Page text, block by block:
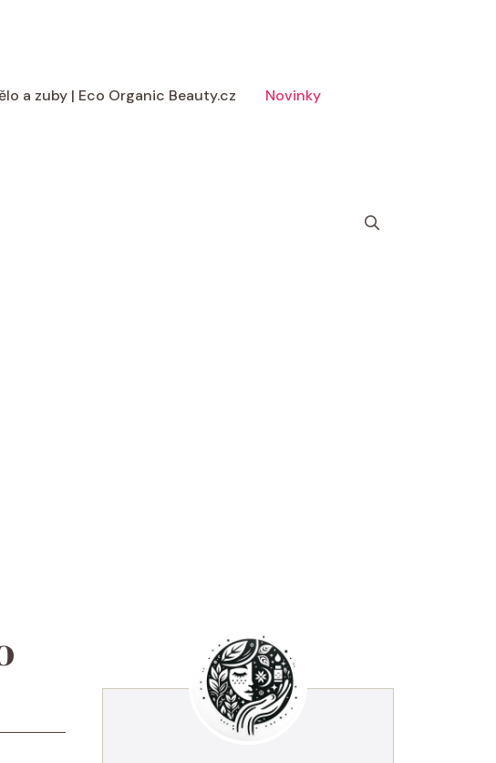
a zuby | Eco Organic Beauty.cz Novinky